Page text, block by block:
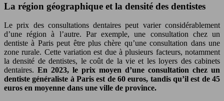
La région géographique et la densité des dentistes
Le prix des consultations dentaires peut varier considérablement
d’une région à l’autre. Par exemple, une consultation chez un
dentiste à Paris peut être plus chère qu’une consultation dans une
zone rurale. Cette variation est due à plusieurs facteurs, notamment
la densité de dentistes, le coût de la vie et les loyers des cabinets
dentaires. En 2023, le prix moyen d’une consultation chez un
dentiste généraliste à Paris est de 60 euros, tandis qu’il est de 45
euros en moyenne dans une ville de province.